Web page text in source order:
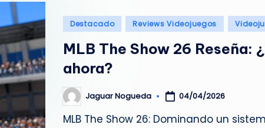
N
o
g
u
e
Publicado
Destacado Reviews Videojuegos
MLB The Show 26 Reseña:
ahora?
Publicado
por
Jaguar Nogueda 04/04/2026
MLB The Show 26: Dominando un